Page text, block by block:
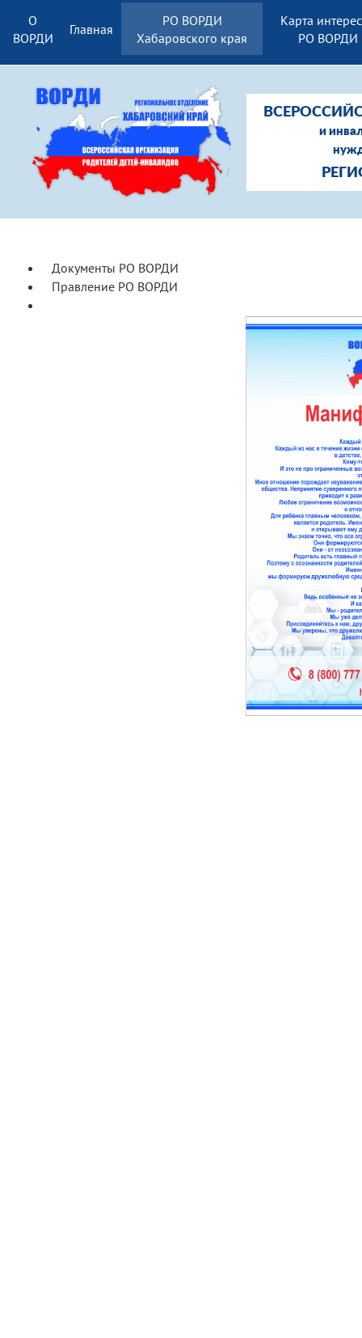
и
О
ВОРДИ
Главная
РО ВОРДИ
Хабаровского края
Карта
РО ВОРДИ
Документы РО ВОРДИ
Правление РО ВОРДИ